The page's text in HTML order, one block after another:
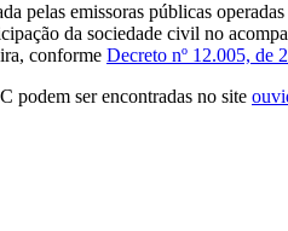
pelas emissoras públicas
da sociedade civil no
conforme Decreto nº 12.005, de
podem ser encontradas no site